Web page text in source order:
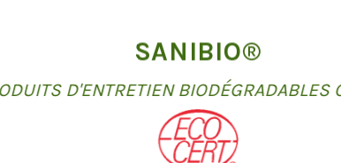
SANIBIO®
D'ENTRETIEN BIODÉGRADABLES